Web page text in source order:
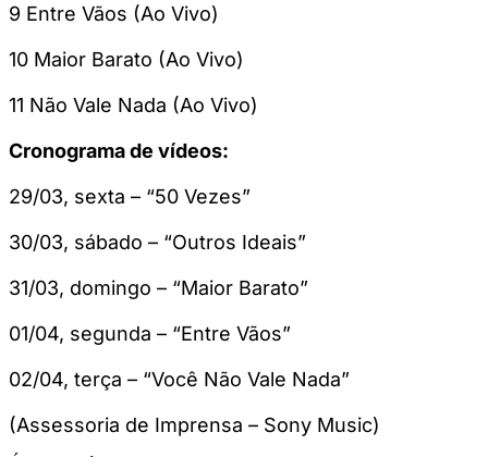
9 Entre Vãos (Ao Vivo)
10 Maior Barato (Ao Vivo)
11 Não Vale Nada (Ao Vivo)
Cronograma de vídeos:
29/03, sexta – “50 Vezes”
30/03, sábado – “Outros Ideais”
31/03, domingo – “Maior Barato”
01/04, segunda – “Entre Vãos”
02/04, terça – “Você Não Vale Nada”
(Assessoria de Imprensa – Sony Music)